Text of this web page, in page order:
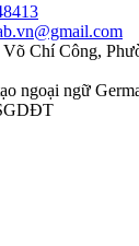
Chí Công,
ngoại ngữ